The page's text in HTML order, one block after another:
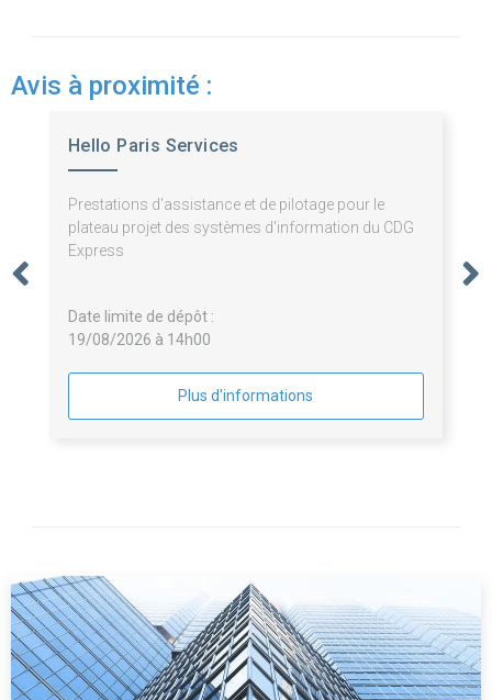
Avis à proximité :
Hello Paris Services
Prestations d'assistance et de pilotage pour le
plateau projet des systèmes d'information du CDG
Express
Date limite de dépôt :
19/08/2026 à 14h00
Plus d'informations